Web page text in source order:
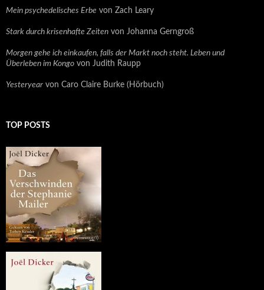
Mein psychedelisches Erbe von Zach Leary
Stark durch krisenhafte Zeiten von Johanna Gerngroß
Morgen gehe ich einkaufen, falls der Markt noch steht. Leben und
Überleben im Kongo von Judith Raupp
Yesteryear von Caro Claire Burke (Hörbuch)
TOP POSTS